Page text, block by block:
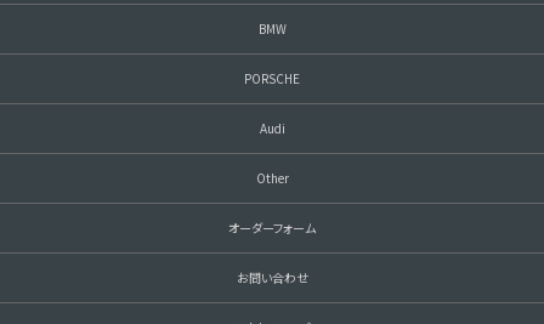
BMW
PORSCHE
Audi
Other
オーダーフォーム
お問い合わせ